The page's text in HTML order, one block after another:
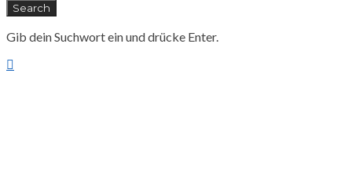
Search
Gib dein Suchwort ein und drücke Enter.